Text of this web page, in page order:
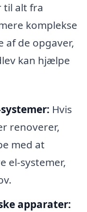
til alt fra
komplekse
af de opgaver,
kan hjælpe
Hvis
renoverer,
med at
el-systemer,
apparater: